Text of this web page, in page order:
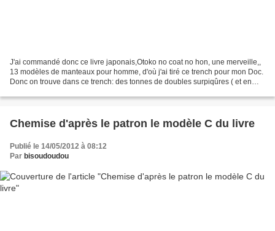
J'ai commandé donc ce livre japonais,Otoko no coat no hon, une merveille,,
13 modèles de manteaux pour homme, d'où j'ai tiré ce trench pour mon Doc.
Donc on trouve dans ce trench: des tonnes de doubles surpiqûres ( et en
Chemise d'après le patron le modèle C du livre
Publié le 14/05/2012 à 08:12
Par bisoudoudou